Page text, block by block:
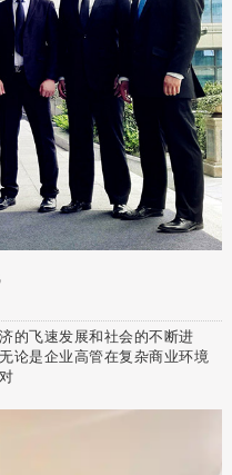
的飞速发展和社会的不断进
论是企业高管在复杂商业环境